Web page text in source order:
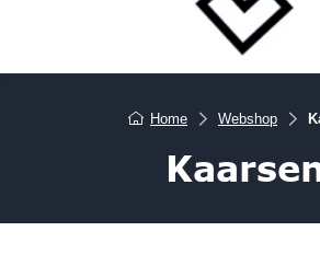
Home Webshop